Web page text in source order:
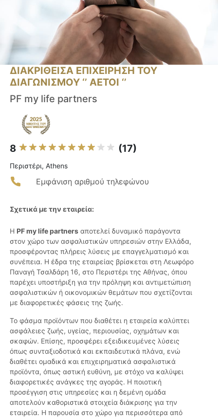
ΔΙΑΚΡΙΘΕΙΣΑ ΕΠΙΧΕΙΡΗΣΗ ΤΟΥ
ΔΙΑΓΩΝΙΣΜΟΥ ‘’ ΑΕΤΟΙ ‘’
PF my life partners
8 (17)
Περιστέρι, Athens
Εμφάνιση αριθμού τηλεφώνου
Σχετικά με την εταιρεία:
Η PF my life partners αποτελεί δυναμικό παράγοντα
στον χώρο των ασφαλιστικών υπηρεσιών στην Ελλάδα,
προσφέροντας πλήρεις λύσεις με επαγγελματισμό και
συνέπεια. Η έδρα της εταιρείας βρίσκεται στη Λεωφόρο
Παναγή Τσαλδάρη 16, στο Περιστέρι της Αθήνας, όπου
παρέχει υποστήριξη για την πρόληψη και αντιμετώπιση
ασφαλιστικών ή οικονομικών θεμάτων που σχετίζονται
με διαφορετικές φάσεις της ζωής.
Το φάσμα προϊόντων που διαθέτει η εταιρεία καλύπτει
ασφάλειες ζωής, υγείας, περιουσίας, οχημάτων και
σκαφών. Επίσης, προσφέρει εξειδικευμένες λύσεις
όπως συνταξιοδοτικά και εκπαιδευτικά πλάνα, ενώ
διαθέτει ομαδικά και επιχειρηματικά ασφαλιστικά
προϊόντα, όπως αστική ευθύνη, με στόχο να καλύψει
διαφορετικές ανάγκες της αγοράς. Η ποιοτική
προσέγγιση στις υπηρεσίες και η δεμένη ομάδα
αποτελούν καθοριστικά στοιχεία διάκρισης για την
εταιρεία. Η παρουσία στο χώρο για περισσότερα από